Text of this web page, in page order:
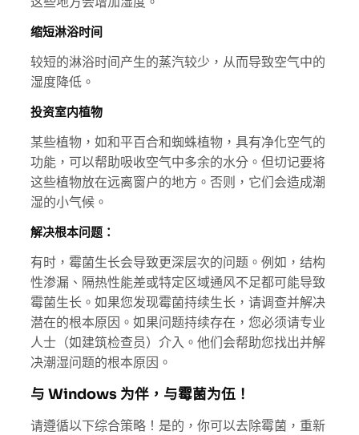
缩短淋浴时间
较短的淋浴时间产生的蒸汽较少，从而导致空气中的
湿度降低。
投资室内植物
某些植物，如和平百合和蜘蛛植物，具有净化空气的
功能，可以帮助吸收空气中多余的水分。但切记要将
这些植物放在远离窗户的地方。否则，它们会造成潮
湿的小气候。
解决根本问题：
有时，霉菌生长会导致更深层次的问题。例如，结构
性渗漏、隔热性能差或特定区域通风不足都可能导致
霉菌生长。如果您发现霉菌持续生长，请调查并解决
潜在的根本原因。如果问题持续存在，您必须请专业
人士（如建筑检查员）介入。他们会帮助您找出并解
决潮湿问题的根本原因。
与 Windows 为伴，与霉菌为伍！
请遵循以下综合策略！是的，你可以去除霉菌，重新